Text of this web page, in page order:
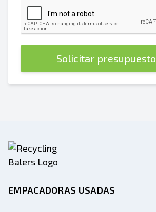
Solicitar presupuesto
EMPACADORAS USADAS